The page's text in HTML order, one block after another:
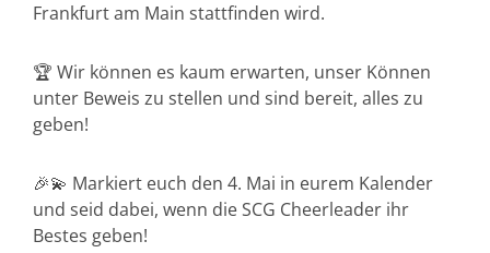
Frankfurt am Main stattfinden wird.
🏆 Wir können es kaum erwarten, unser Können
unter Beweis zu stellen und sind bereit, alles zu
geben!
🎉💫 Markiert euch den 4. Mai in eurem Kalender
und seid dabei, wenn die SCG Cheerleader ihr
Bestes geben!